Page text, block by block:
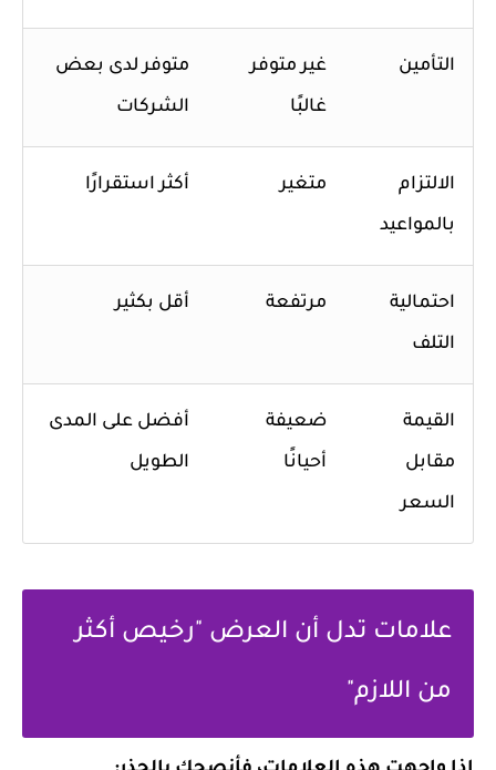
التأمين غير متوفر
غالبًا
متوفر لدى بعض
الشركات
الالتزام
بالمواعيد
متغير أكثر استقرارًا
احتمالية
التلف
مرتفعة أقل بكثير
القيمة
مقابل
السعر
ضعيفة
أحيانًا
أفضل على المدى
الطويل
علامات تدل أن العرض "رخيص أكثر
من اللازم"